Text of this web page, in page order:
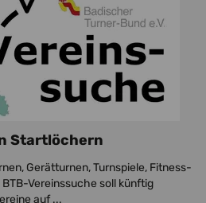
Startlöchern
Gerätturnen, Turnspiele, Fitness-
Vereinssuche soll künftig
auf ...